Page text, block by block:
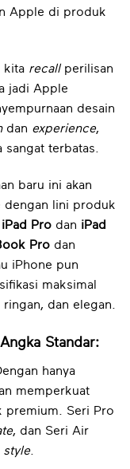
Apple di produk
kita recallperilisan
jadi Apple
desain
dan experience,
terbatas.
baru ini akan
dengan lini produk
iPad Prodan iPad
Prodan
iPhone pun
maksimal
dan elegan.
Standar:
hanya
memperkuat
premium. Seri Pro
, dan Seri Air
style.